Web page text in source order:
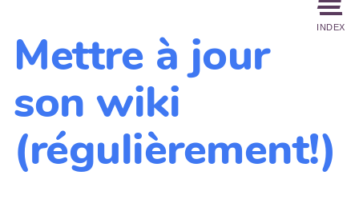
INDEX
Mettre à jour
son wiki
(régulièrement!)